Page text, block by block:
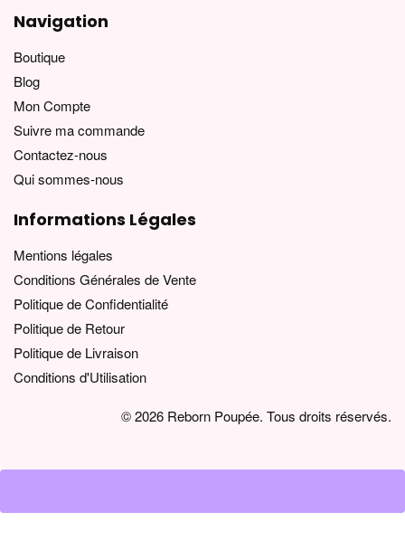
Navigation
Boutique
Blog
Mon Compte
Suivre ma commande
Contactez-nous
Qui sommes-nous
Informations Légales
Mentions légales
Conditions Générales de Vente
Politique de Confidentialité
Politique de Retour
Politique de Livraison
Conditions d'Utilisation
© 2026 Reborn Poupée. Tous droits réservés.